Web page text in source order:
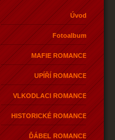
Úvod
Fotoalbum
MAFIE ROMANCE
UPÍŘÍ ROMANCE
VLKODLACI ROMANCE
HISTORICKÉ ROMANCE
ĎÁBEL ROMANCE